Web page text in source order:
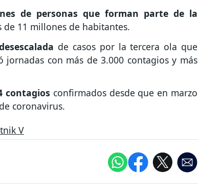
de personas que forman parte de la
de 11 millones de habitantes.
de casos por la tercera ola que
con más de 3.000 contagios y más
contagios confirmados desde que en marzo
coronavirus.
V